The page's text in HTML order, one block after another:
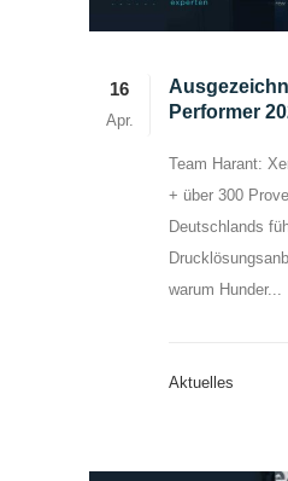
16
Apr.
Performer
Team Harant:
+ über 300
Deutschlands
warum Hunder...
Aktuelles